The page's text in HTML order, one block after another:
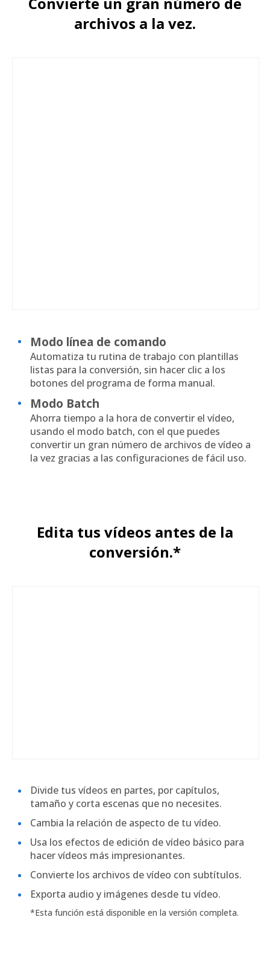
archivos a la vez.
Modo línea de comando
Automatiza tu rutina de trabajo con plantillas
listas para la conversión, sin hacer clic a los
botones del programa de forma manual.
Modo Batch
Ahorra tiempo a la hora de convertir el vídeo,
usando el modo batch, con el que puedes
convertir un gran número de archivos de vídeo a
la vez gracias a las configuraciones de fácil uso.
Edita tus vídeos antes de la
conversión.*
Divide tus vídeos en partes, por capítulos,
tamaño y corta escenas que no necesites.
Cambia la relación de aspecto de tu vídeo.
Usa los efectos de edición de vídeo básico para
hacer vídeos más impresionantes.
Convierte los archivos de vídeo con subtítulos.
Exporta audio y imágenes desde tu vídeo.
*Esta función está disponible en la versión completa.